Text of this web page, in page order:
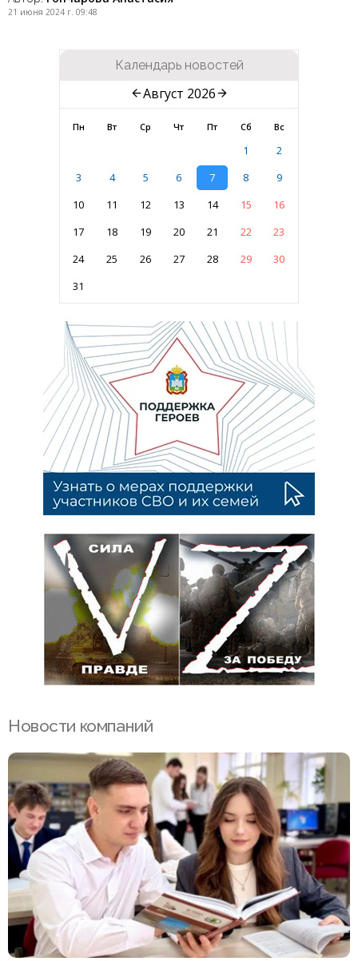
21 июня 2024 г. 09:48
Календарь новостей
Август 2026
Пн Вт Ср Чт Пт Сб Вс
1
2
3
4 5 6 7 8
9
10
11 12 13 14 15
16
17
18 19 20 21 22
23
24
25 26 27 28 29
30
31
Новости компаний